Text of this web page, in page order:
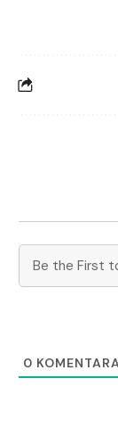
0 KOMENTARA